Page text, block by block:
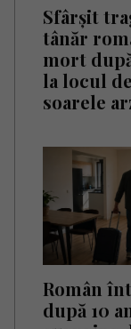
Sfârșit
tânăr
mort
la locul
soarele
Român
după 10